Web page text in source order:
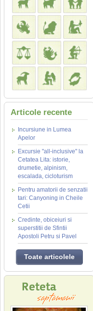
Articole recente
Incursiune in Lumea
Apelor
Excursie "all-inclusive" la
Cetatea Lita: istorie,
drumetie, alpinism,
escalada, cicloturism
Pentru amatorii de senzatii
tari: Canyoning in Cheile
Cetii
Credinte, obiceiuri si
superstitii de Sfintii
Apostoli Petru si Pavel
Toate articolele